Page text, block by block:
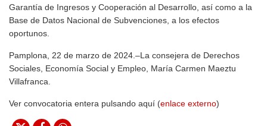
Garantía de Ingresos y Cooperación al Desarrollo, así como a la
Base de Datos Nacional de Subvenciones, a los efectos
oportunos.
Pamplona, 22 de marzo de 2024.–La consejera de Derechos
Sociales, Economía Social y Empleo, María Carmen Maeztu
Villafranca.
Ver convocatoria entera pulsando aquí (enlace externo)